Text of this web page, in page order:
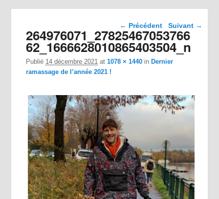
Navigation dans les
images
← Précédent Suivant →
264976071_27825467053766
62_1666628010865403504_n
Publié 14 décembre 2021 at1078 × 1440 in Dernier
ramassage de l’année 2021 !